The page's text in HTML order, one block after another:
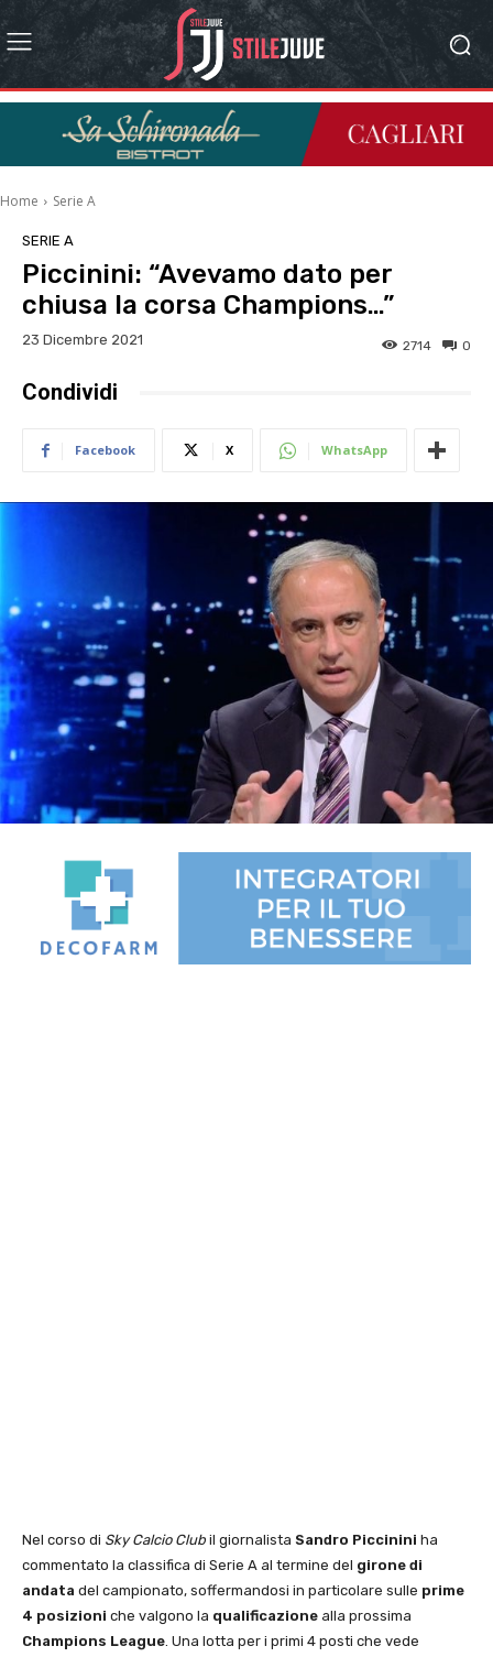
Home Serie A
SERIE A
Piccinini: “Avevamo dato per
chiusa la corsa Champions…”
23 Dicembre 2021 0
2714
Condividi
Facebook X WhatsApp
Nel corso di Sky Calcio Club il giornalista Sandro Piccinini ha
commentato la classifica di Serie A al termine del girone di
andata del campionato, soffermandosi in particolare sulle prime
4 posizioni che valgono la qualificazione alla prossima
Champions League. Una lotta per i primi 4 posti che vede